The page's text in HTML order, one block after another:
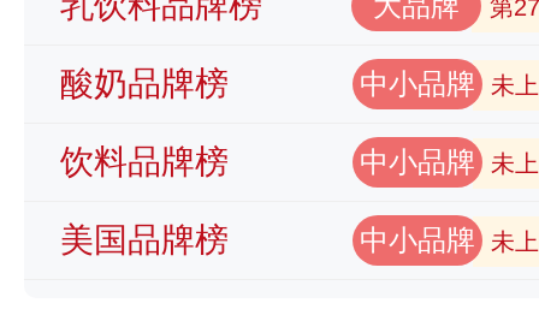
第
酸奶品牌榜 中小品牌 未
饮料品牌榜 中小品牌 未
美国品牌榜 中小品牌 未